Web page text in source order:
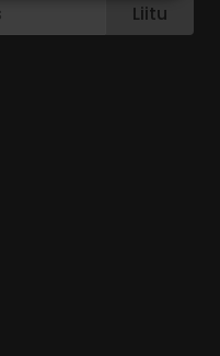
Liitu